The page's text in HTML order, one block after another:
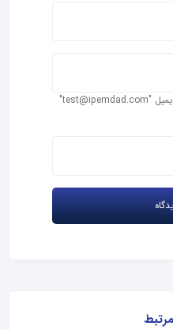
در صورتی که ایمیل ندارید، لطفاً ایمیل "test@ipemdad.com"